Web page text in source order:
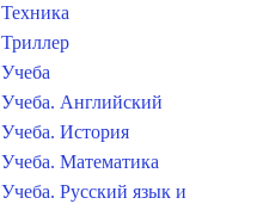
Техника
Триллер
Учеба
Учеба. Английский
Учеба. История
Учеба. Математика
Учеба. Русский язык и